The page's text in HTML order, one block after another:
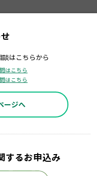
はこちらから
はこちら
はこちら
ージへ
するお申込み